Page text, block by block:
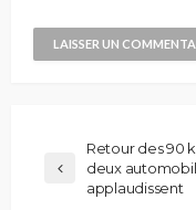
Retour des 90
deux
applaudissent